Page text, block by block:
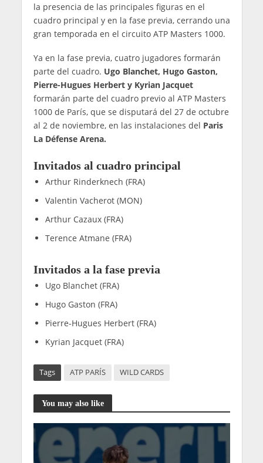
la presencia de las principales figuras en el
cuadro principal y en la fase previa, cerrando una
gran temporada en el circuito ATP Masters 1000.
Ya en la fase previa, cuatro jugadores formarán
parte del cuadro. Ugo Blanchet, Hugo Gaston,
Pierre-Hugues Herbert y Kyrian Jacquet
formarán parte del cuadro previo al ATP Masters
1000 de París, que se disputará del 27 de octubre
al 2 de noviembre, en las instalaciones del Paris
La Défense Arena.
Invitados al cuadro principal
Arthur Rinderknech (FRA)
Valentin Vacherot (MON)
Arthur Cazaux (FRA)
Terence Atmane (FRA)
Invitados a la fase previa
Ugo Blanchet (FRA)
Hugo Gaston (FRA)
Pierre-Hugues Herbert (FRA)
Kyrian Jacquet (FRA)
Tags ATP PARÍS WILD CARDS
You may also like